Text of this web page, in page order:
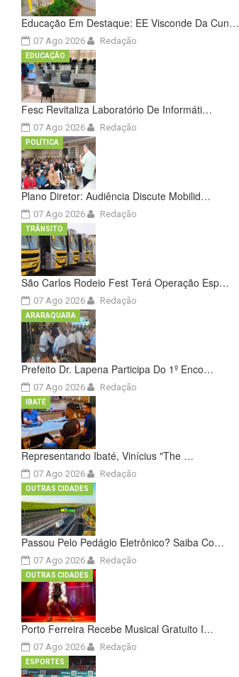
Educação Em Destaque: EE Visconde Da Cun…
07 Ago 2026 Redação
Fesc Revitaliza Laboratório De Informáti…
07 Ago 2026
EDUCAÇÃO
Redação
Plano Diretor: Audiência Discute Mobilid…
07 Ago 2026
POLÍTICA
Redação
São Carlos Rodeio Fest Terá Operação Esp…
07 Ago 2026
TRÂNSITO
Redação
Prefeito Dr. Lapena Participa Do 1º Enco…
07 Ago 2026
ARARAQUARA
Redação
Representando Ibaté, Vinícius "The …
07 Ago 2026
IBATÉ
Redação
Passou Pelo Pedágio Eletrônico? Saiba Co…
07 Ago 2026
OUTRAS CIDADES
Redação
Porto Ferreira Recebe Musical Gratuito I…
07 Ago 2026
OUTRAS CIDADES
Redação
ESPORTES